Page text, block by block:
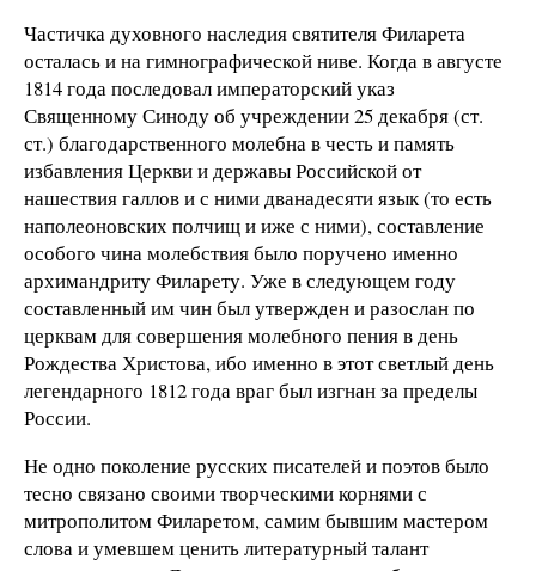
Частичка духовного наследия святителя Филарета
осталась и на гимнографической ниве. Когда в августе
1814 года последовал императорский указ
Священному Синоду об учреждении 25 декабря (ст.
ст.) благодарственного молебна в честь и память
избавления Церкви и державы Российской от
нашествия галлов и с ними дванадесяти язык (то есть
наполеоновских полчищ и иже с ними), составление
особого чина молебствия было поручено именно
архимандриту Филарету. Уже в следующем году
составленный им чин был утвержден и разослан по
церквам для совершения молебного пения в день
Рождества Христова, ибо именно в этот светлый день
легендарного 1812 года враг был изгнан за пределы
России.
Не одно поколение русских писателей и поэтов было
тесно связано своими творческими корнями с
митрополитом Филаретом, самим бывшим мастером
слова и умевшем ценить литературный талант